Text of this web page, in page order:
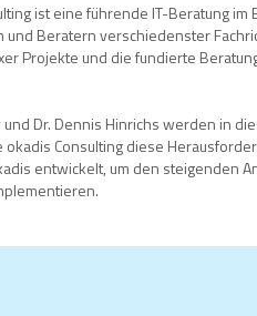
ist eine führende IT-Beratung
und Beratern verschiedenster
Projekte und die fundierte
und Dr. Dennis Hinrichs werden in
okadis Consulting diese
entwickelt, um den steigenden